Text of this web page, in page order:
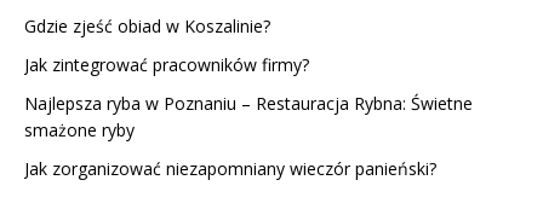
Gdzie zjeść obiad w Koszalinie?
Jak zintegrować pracowników firmy?
Najlepsza ryba w Poznaniu – Restauracja Rybna: Świetne
smażone ryby
Jak zorganizować niezapomniany wieczór panieński?